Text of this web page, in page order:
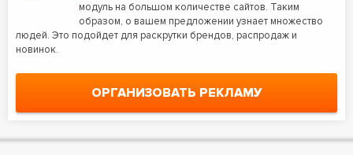
модуль на большом количестве сайтов. Таким
образом, о вашем предложении узнает множество
людей. Это подойдет для раскрутки брендов, распродаж и
новинок.
ОРГАНИЗОВАТЬ РЕКЛАМУ